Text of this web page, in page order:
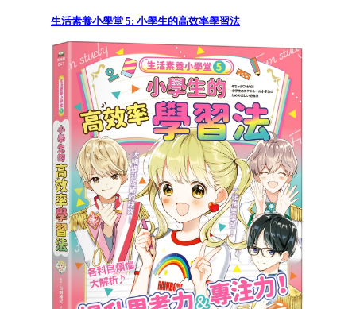
生活素養小學堂 5: 小學生的高效率學習法